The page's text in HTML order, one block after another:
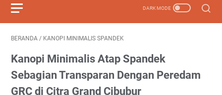
BERANDA / KANOPI MINIMALIS SPANDEK
Kanopi Minimalis Atap Spandek
Sebagian Transparan Dengan Peredam
GRC di Citra Grand Cibubur